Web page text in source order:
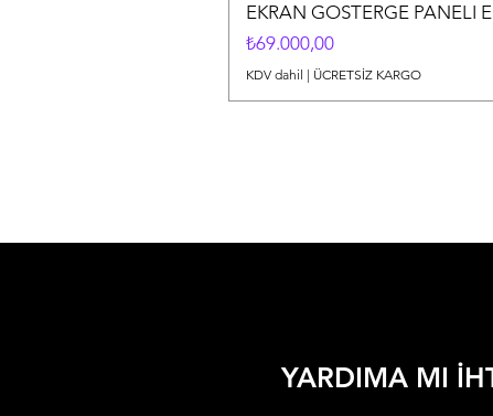
EKRAN GOSTERGE PANELI
Fiyat
₺69.000,00
KDV dahil | ÜCRETSİZ KARGO
YARDIMA MI